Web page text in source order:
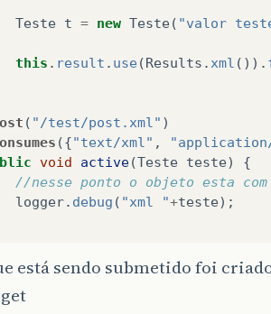
Teste t = new Teste( "valor
this . result . use(Results . xml ()).
( "/test/post.xml" )
({"text/xml" ,
void active(Teste teste)
{
//nesse ponto o objeto esta
logger. debug ( "xml "+teste);
está sendo submetido foi